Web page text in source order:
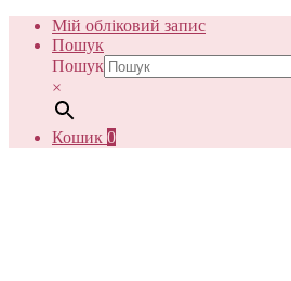
Мій обліковий запис
Пошук
Пошук
×
Кошик 0